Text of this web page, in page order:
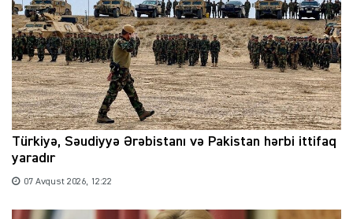
Türkiyə, Səudiyyə Ərəbistanı və Pakistan hərbi ittifaq
yaradır
07 Avqust 2026, 12:22